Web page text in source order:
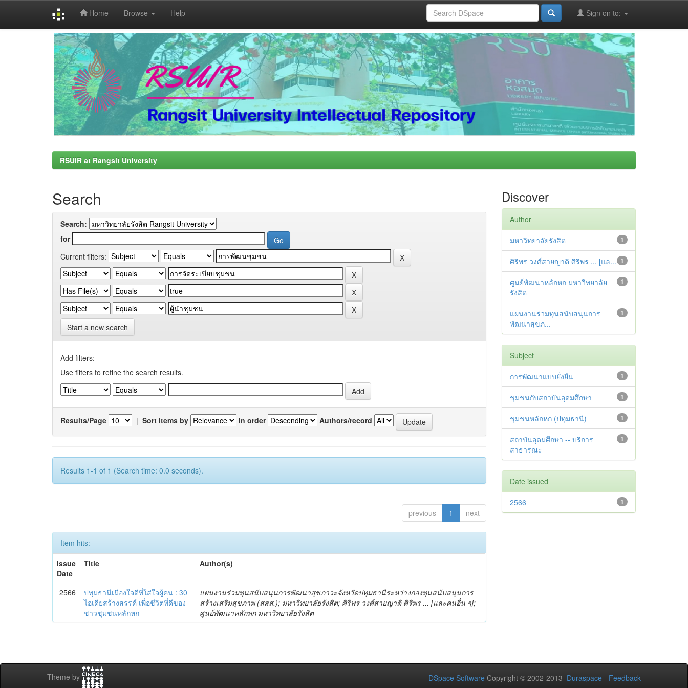
Home Browse Help Sign on to:
RSUIR at Rangsit University
Search
Search:
for
Current filters:
Start a new search
Add filters:
Use filters to refine the search results.
Results/Page | Sort items by In order Authors/record
Results 1-1 of 1 (Search time: 0.0 seconds).
previous 1 next
Item hits:
Issue
Date
Title Author(s)
2566
ปทุมธานีเมืองใจดีที่ใส่ใจผู้คน : 30
ไอเดียสร้างสรรค์ เพื่อชีวิตที่ดีของ
ชาวชุมชนหลักหก
แผนงานร่วมทุนสนับสนุนการพัฒนาสุขภาวะจังหวัดปทุมธานีระหว่างกองทุนสนับสนุนการ
สร้างเสริมสุขภาพ (สสส.); มหาวิทยาลัยรังสิต; ศิริพร วงศ์สายญาติ ศิริพร ... [และคนอื่น ๆ];
ศูนย์พัฒนาหลักหก มหาวิทยาลัยรังสิต
Discover
Author
1
มหาวิทยาลัยรังสิต
1
ศิริพร วงศ์สายญาติ ศิริพร ... [แล...
1
ศูนย์พัฒนาหลักหก มหาวิทยาลัย
รังสิต
1
แผนงานร่วมทุนสนับสนุนการ
พัฒนาสุขภ...
Subject
1
การพัฒนาแบบยั่งยืน
1
ชุมชนกับสถาบันอุดมศึกษา
1
ชุมชนหลักหก (ปทุมธานี)
1
สถาบันอุดมศึกษา -- บริการ
สาธารณะ
Date issued
1
2566
Theme by DSpace Software Copyright © 2002-2013 Duraspace - Feedback